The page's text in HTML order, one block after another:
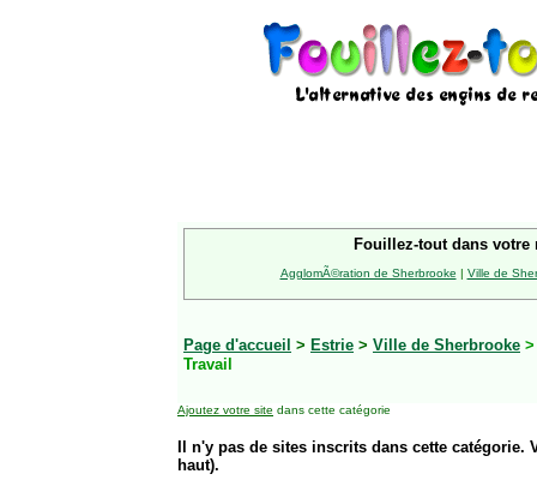
Fouillez-tout dans votre
AgglomÃ©ration de Sherbrooke | Ville de
Page d'accueil > Estrie > Ville de Sherbrooke
Travail
Ajoutez votre site dans cette catégorie
Il n'y pas de sites inscrits dans cette
haut).